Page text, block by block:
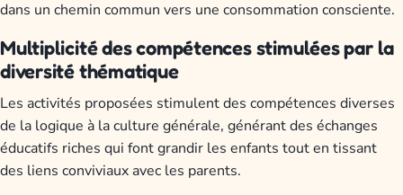
dans un chemin commun vers une consommation consciente.
Multiplicité des compétences stimulées par la
diversité thématique
Les activités proposées stimulent des compétences diverses
de la logique à la culture générale, générant des échanges
éducatifs riches qui font grandir les enfants tout en tissant
des liens conviviaux avec les parents.